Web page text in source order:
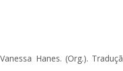
Hanes. (Org.).